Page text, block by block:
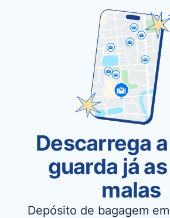
Descarrega
guarda já
malas
Depósito de bagagem